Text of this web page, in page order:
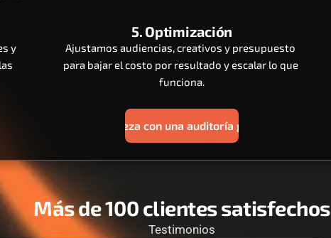
y
5. Optimización
Ajustamos audiencias, creativos y presupuesto
para bajar el costo por resultado y escalar lo que
funciona.
Empieza con una auditoría gratis
Más de 100 clientes satisfechos
Testimonios